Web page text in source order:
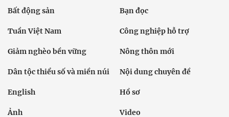
Bất động sản Bạn đọc
Tuần Việt Nam Công nghiệp hỗ trợ
Giảm nghèo bền vững Nông thôn mới
Dân tộc thiểu số và miền núi Nội dung chuyên đề
English Hồ sơ
Ảnh Video